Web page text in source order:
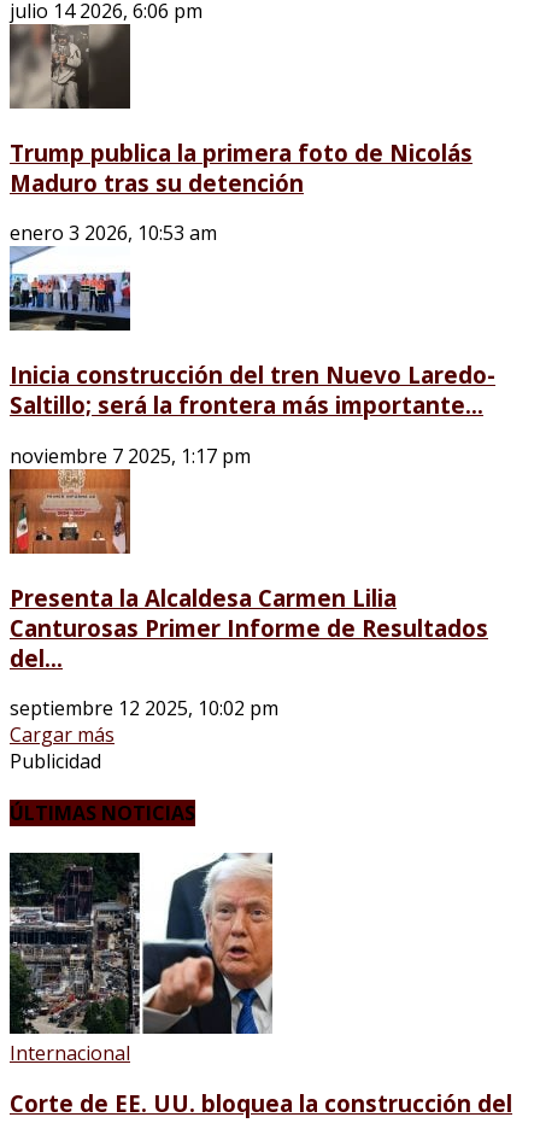
julio 14 2026, 6:06 pm
Trump publica la primera foto de Nicolás
Maduro tras su detención
enero 3 2026, 10:53 am
Inicia construcción del tren Nuevo Laredo-
Saltillo; será la frontera más importante...
noviembre 7 2025, 1:17 pm
Presenta la Alcaldesa Carmen Lilia
Canturosas Primer Informe de Resultados
del...
septiembre 12 2025, 10:02 pm
Cargar más
Publicidad
ÚLTIMAS NOTICIAS
Internacional
Corte de EE. UU. bloquea la construcción del